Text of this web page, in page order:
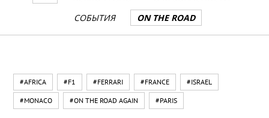
СОБЫТИЯ
ON THE ROAD
#AFRICA #F1 #FERRARI #FRANCE #ISRAEL
#MONACO #ON THE ROAD AGAIN #PARIS